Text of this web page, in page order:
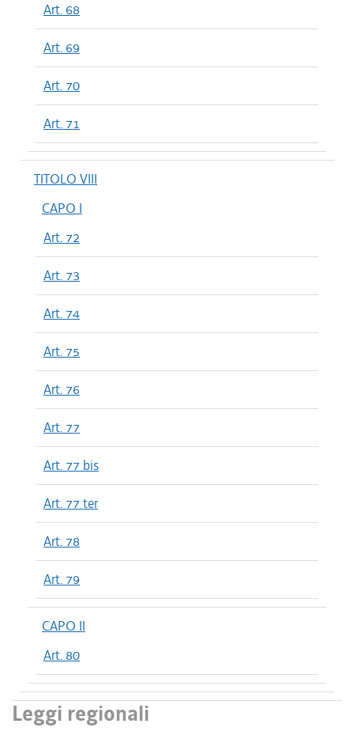
Art. 68
Art. 69
Art. 70
Art. 71
TITOLO VIII
CAPO I
Art. 72
Art. 73
Art. 74
Art. 75
Art. 76
Art. 77
Art. 77 bis
Art. 77 ter
Art. 78
Art. 79
CAPO II
Art. 80
Leggi regionali